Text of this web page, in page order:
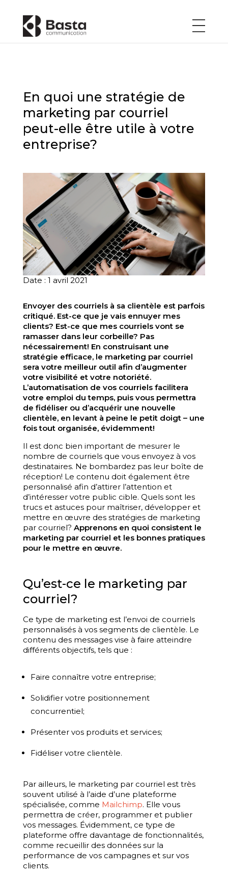
En quoi une stratégie de
marketing par courriel
peut-elle être utile à votre
entreprise?
Date : 1 avril 2021
Envoyer des courriels à sa clientèle est parfois
critiqué. Est-ce que je vais ennuyer mes
clients? Est-ce que mes courriels vont se
ramasser dans leur corbeille? Pas
nécessairement! En construisant une
stratégie efficace, le marketing par courriel
sera votre meilleur outil afin d’augmenter
votre visibilité et votre notoriété.
L’automatisation de vos courriels facilitera
votre emploi du temps, puis vous permettra
de fidéliser ou d’acquérir une nouvelle
clientèle, en levant à peine le petit doigt – une
fois tout organisée, évidemment!
Il est donc bien important de mesurer le
nombre de courriels que vous envoyez à vos
destinataires. Ne bombardez pas leur boîte de
réception! Le contenu doit également être
personnalisé afin d’attirer l’attention et
d’intéresser votre public cible. Quels sont les
trucs et astuces pour maîtriser, développer et
mettre en œuvre des stratégies de marketing
par courriel? Apprenons en quoi consistent le
marketing par courriel et les bonnes pratiques
pour le mettre en œuvre.
Qu’est-ce le marketing par
courriel?
Ce type de marketing est l’envoi de courriels
personnalisés à vos segments de clientèle. Le
contenu des messages vise à faire atteindre
différents objectifs, tels que :
Faire connaître votre entreprise;
Solidifier votre positionnement
concurrentiel;
Présenter vos produits et services;
Fidéliser votre clientèle.
Par ailleurs, le marketing par courriel est très
souvent utilisé à l’aide d’une plateforme
spécialisée, comme Mailchimp. Elle vous
permettra de créer, programmer et publier
vos messages. Évidemment, ce type de
plateforme offre davantage de fonctionnalités,
comme recueillir des données sur la
performance de vos campagnes et sur vos
clients.